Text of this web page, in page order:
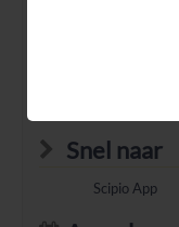
Dagelijks
Maar vele eersten
Snel naar
Scipio App